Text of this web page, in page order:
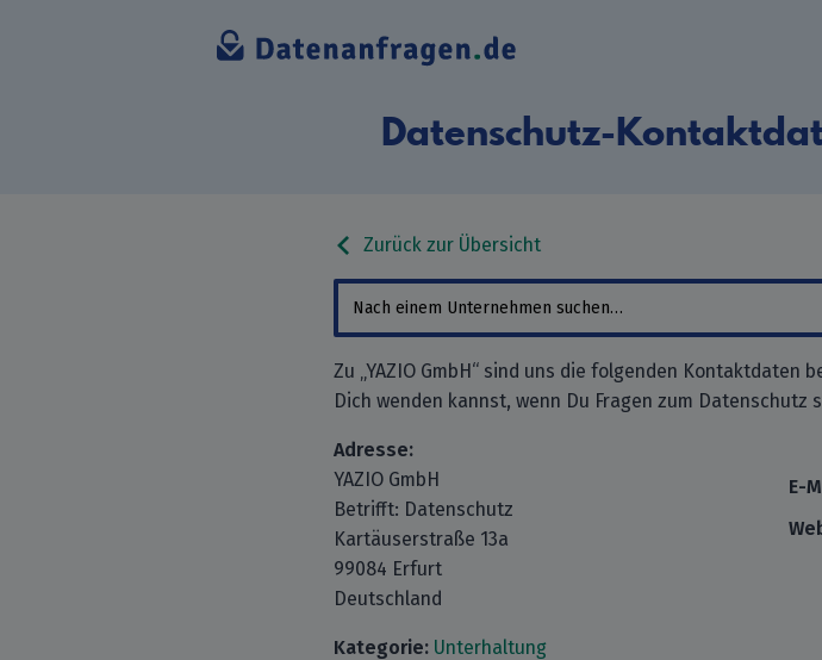
Datenschutz-
Zurück zur Übersicht
Zu „YAZIO GmbH“ sind uns die folgenden Kontaktdaten
Dich wenden kannst, wenn Du Fragen zum Datenschutz
Adresse:
YAZIO GmbH
Betrifft: Datenschutz
Kartäuserstraße 13a
99084 Erfurt
Deutschland
E-
Kategorie: Unterhaltung